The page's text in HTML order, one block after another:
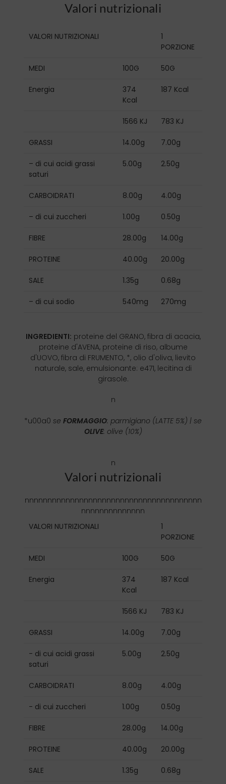
Valori nutrizionali
VALORI NUTRIZIONALI
1
PORZIONE
MEDI 100G 50G
Energia
374
Kcal
187 Kcal
1566 KJ 783 KJ
GRASSI 14.00g 7.00g
– di cui acidi grassi
saturi
5.00g 2.50g
CARBOIDRATI 8.00g 4.00g
– di cui zuccheri 1.00g 0.50g
FIBRE 28.00g 14.00g
PROTEINE 40.00g 20.00g
SALE 1.35g 0.68g
– di cui sodio 540mg 270mg
INGREDIENTI: proteine del GRANO, fibra di acacia,
proteine d'AVENA, proteine di riso, albume
d'UOVO, fibra di FRUMENTO, *, olio d'oliva, lievito
naturale, sale, emulsionante: e471, lecitina di
girasole.
n
*u00a0 se FORMAGGIO: parmigiano (LATTE 5%) | se
OLIVE: olive (10%)
n
Valori nutrizionali
nnnnnnnnnnnnnnnnnnnnnnnnnnnnnnnnnnnnnnn
nnnnnnnnnnnnnn
VALORI NUTRIZIONALI
1
PORZIONE
MEDI 100G 50G
Energia
374
Kcal
187 Kcal
1566 KJ 783 KJ
GRASSI 14.00g 7.00g
- di cui acidi grassi
saturi
5.00g 2.50g
CARBOIDRATI 8.00g 4.00g
- di cui zuccheri 1.00g 0.50g
FIBRE 28.00g 14.00g
PROTEINE 40.00g 20.00g
SALE 1.35g 0.68g